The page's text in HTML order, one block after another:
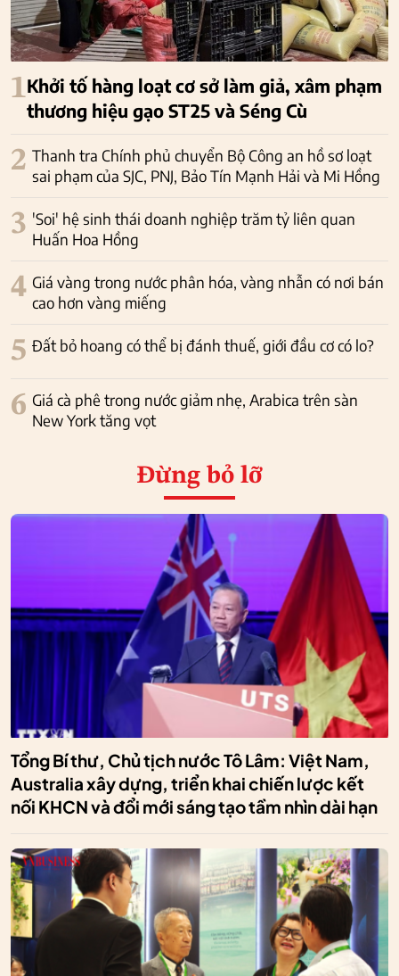
1Khởi tố hàng loạt cơ sở làm giả, xâm phạm
thương hiệu gạo ST25 và Séng Cù
2 Thanh tra Chính phủ chuyển Bộ Công an hồ sơ loạt
sai phạm của SJC, PNJ, Bảo Tín Mạnh Hải và Mi Hồng
3 'Soi' hệ sinh thái doanh nghiệp trăm tỷ liên quan
Huấn Hoa Hồng
4 Giá vàng trong nước phân hóa, vàng nhẫn có nơi bán
cao hơn vàng miếng
5 Đất bỏ hoang có thể bị đánh thuế, giới đầu cơ có lo?
6 Giá cà phê trong nước giảm nhẹ, Arabica trên sàn
New York tăng vọt
Đừng bỏ lỡ
Tổng Bí thư, Chủ tịch nước Tô Lâm: Việt Nam,
Australia xây dựng, triển khai chiến lược kết
nối KHCN và đổi mới sáng tạo tầm nhìn dài hạn